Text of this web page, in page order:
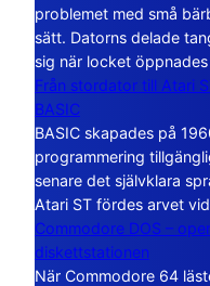
problemet med små
sätt. Datorns delade
sig när locket
Från stordator till Atari
BASIC
BASIC skapades på
programmering
senare det självklara
Atari ST fördes arvet
Commodore DOS –
diskettstationen
När Commodore 64